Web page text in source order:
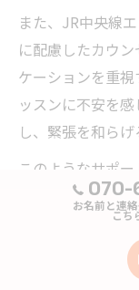
また、JR中央線
に配慮したカウ
ケーションを重
ッスンに不安を
し、緊張を和らげ
このようなサポ
安心して継続で
長を支える場と
ピアノ教室で感
070-
お名前と連
こち